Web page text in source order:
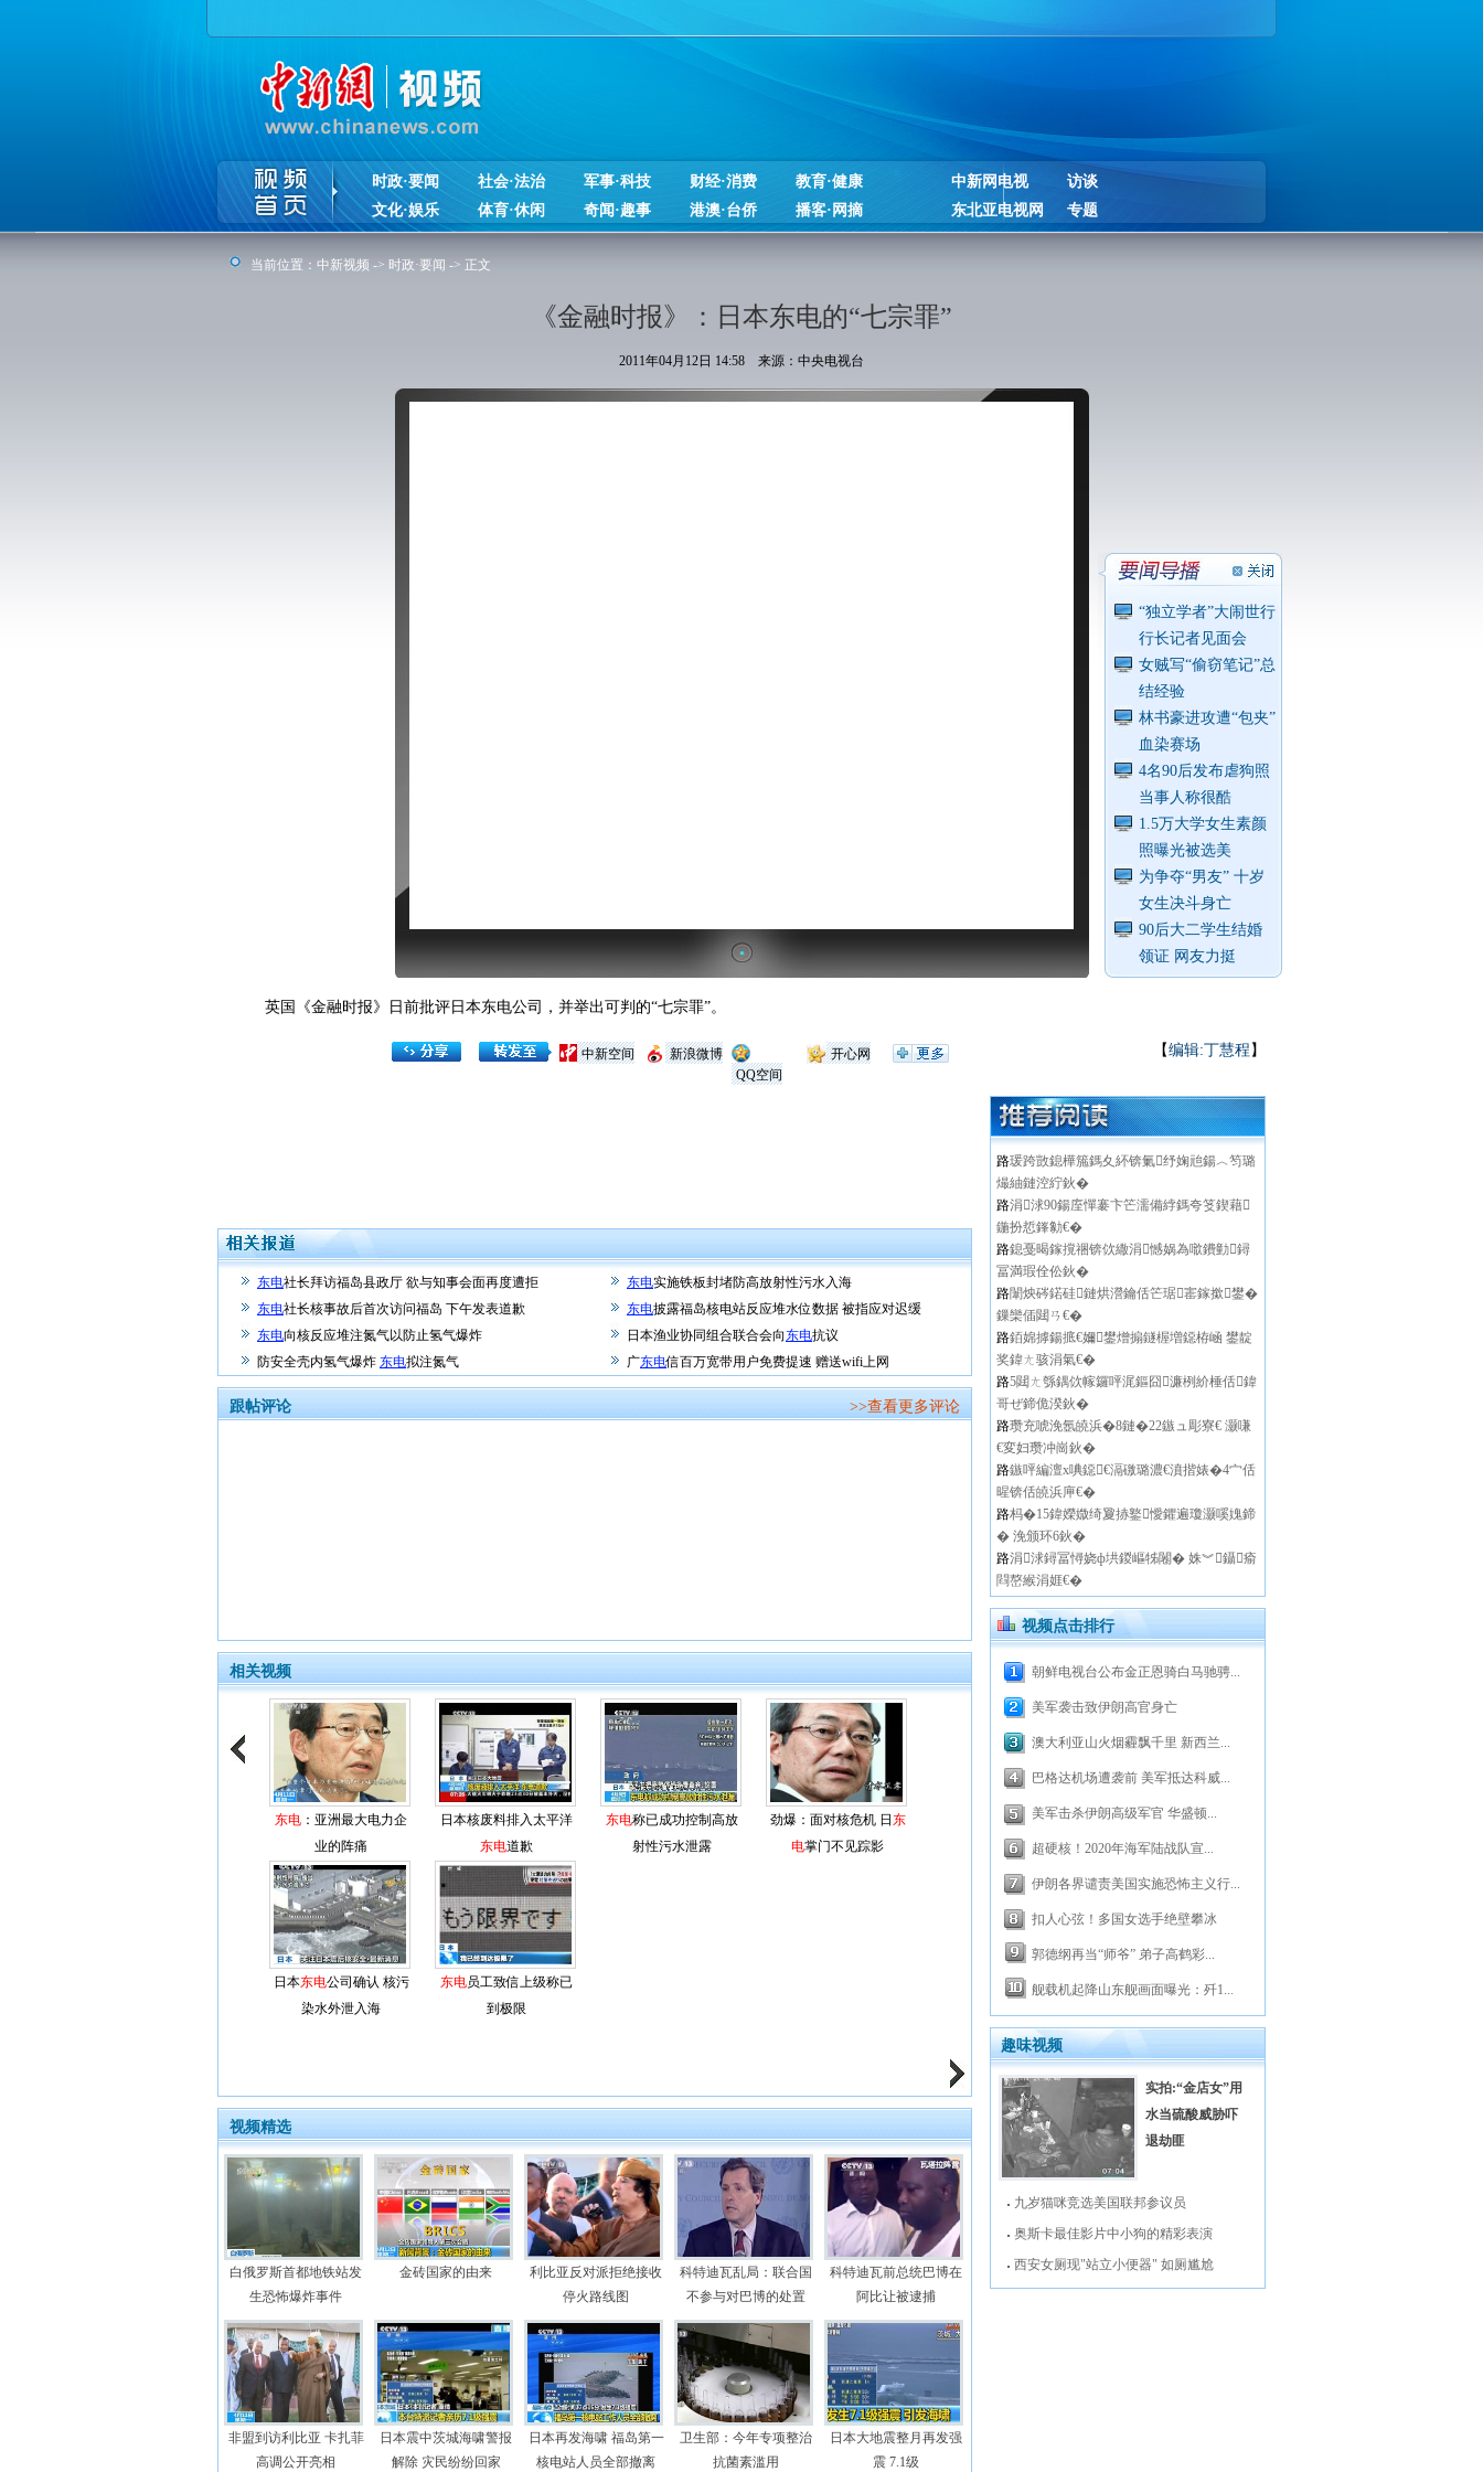
时政·要闻 社会·法治 军事·科技 财经·消费
教育·健康
文化·娱乐
体育·休闲 奇闻·趣事 港澳·台侨 播客·网摘
中新网电视
访谈
东北亚电视网
专题
当前位置： 中新视频 -> 时政·要闻 -> 正文
《金融时报》：日本东电的“七宗罪”
2011年04月12日 14:58 来源：中央电视台
“独立学者”大闹世行
行长记者见面会
女贼写“偷窃笔记”总
结经验
林书豪进攻遭“包夹”
血染赛场
4名90后发布虐狗照
当事人称很酷
1.5万大学女生素颜
照曝光被选美
为争夺“男友” 十岁
女生决斗身亡
90后大二学生结婚
领证 网友力挺
英国《金融时报》日前批评日本东电公司，并举出可判的“七宗罪”。
【编辑:丁慧程 】
开心网
QQ空间
新浪微博
中新空间
东电社长拜访福岛县政厅 欲与知事会面再度遭拒 东电实施铁板封堵防高放射性污水入海
东电社长核事故后首次访问福岛 下午发表道歉 东电披露福岛核电站反应堆水位数据 被指应对迟缓
东电向核反应堆注氮气以防止氢气爆炸 日本渔业协同组合联合会向东电抗议
防安全壳内氢气爆炸 东电拟注氮气 广东电信百万宽带用户免费提速 赠送wifi上网
跟帖评论 >>查看更多评论
相关视频
东电 ：亚洲最大电力企
业的阵痛
日本核废料排入太平洋
东电道歉
东电称已成功控制高放
射性污水泄露
劲爆：面对核危机 日 东
电掌门不见踪影
日本东电公司确认 核污
染水外泄入海
东电员工致信上级称已
到极限
视频精选
白俄罗斯首都地铁站发
生恐怖爆炸事件
金砖国家的由来
利比亚反对派拒绝接收
停火路线图
科特迪瓦乱局：联合国
不参与对巴博的处置
科特迪瓦前总统巴博在
阿比让被逮捕
非盟到访利比亚 卡扎菲
高调公开亮相
日本震中茨城海啸警报
解除 灾民纷纷回家
日本再发海啸 福岛第一
核电站人员全部撤离
卫生部：今年专项整治
抗菌素滥用
日本大地震整月再发强
震 7.1级
路瑗跨敳鎴樺箷鎷夊紑锛氭纾婅兘鍚︿笉璐
熶紬鏈涳紵鈥�
路涓浗90鍚庢憚褰卞笀濡備綍鎷夸笅鍥藉
鍦扮悊鎽勨€�
路鎴戞暍鎵撹祵锛佽繖涓憾娲為噷鐨勭鐞
冨満瑕佺伀鈥�
路闈炴硶鍩硅鏈烘瀯鑰佸笀琚寚鎵撳鐢�
鏁欒偛閮ㄢ€�
路銆婂摢鍚掋€嬭鐢熷搧鐩楃増鐚栫崡 鐢靛
奖鍏ㄤ骇涓氣€�
路5閮ㄤ綔鍝佽幏鑼呯浘鏂囧濂栵紒棰佸鍏
哥ぜ鍗佹湀鈥�
路瓒充唬浼氬皢浜�8鏈�22鏃ュ彫寮€ 灏嗛
€変妇瓒冲崗鈥�
路鏃呯編澶х唺鐚€滆礉璐濃€濆揩婊�4宀佸
暒锛佸皢浜庘€�
路杩�15鍏嬫媺绮夐捇鐜懓鑺遍瓊灏嗘媿鍗
� 浼颁环6鈥�
路涓浗鐞冨憳娆ф垬鍐嶇牬闂� 姝︾鑷瘉
閰嶅緱涓娾€�
视频点击排行
朝鲜电视台公布金正恩骑白马驰骋...
美军袭击致伊朗高官身亡
澳大利亚山火烟霾飘千里 新西兰...
巴格达机场遭袭前 美军抵达科威...
美军击杀伊朗高级军官 华盛顿...
超硬核！2020年海军陆战队宣...
伊朗各界谴责美国实施恐怖主义行...
扣人心弦！多国女选手绝壁攀冰
郭德纲再当“师爷” 弟子高鹤彩...
舰载机起降山东舰画面曝光：歼1...
趣味视频
实拍:“金店女”用
水当硫酸威胁吓
退劫匪
九岁猫咪竞选美国联邦参议员
奥斯卡最佳影片中小狗的精彩表演
西安女厕现"站立小便器" 如厕尴尬